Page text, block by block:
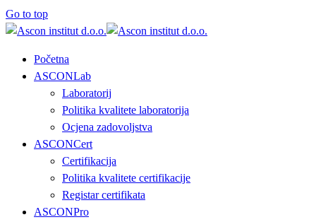
Go to top
Početna
ASCONLab
Laboratorij
Politika kvalitete laboratorija
Ocjena zadovoljstva
ASCONCert
Certifikacija
Politika kvalitete certifikacije
Registar certifikata
ASCONPro